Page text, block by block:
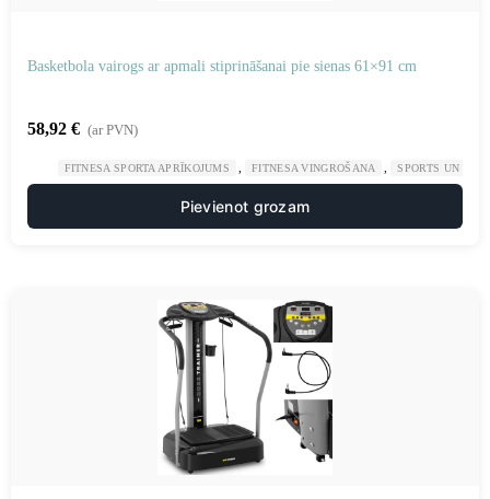
Basketbola vairogs ar apmali stiprināšanai pie sienas 61×91 cm
58,92 € (ar PVN)
FITNESA SPORTA APRĪKOJUMS FITNESA VINGROŠANA SPORTS UN
Pievienot grozam